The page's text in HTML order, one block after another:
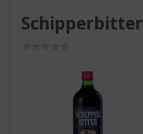
Schipperbitter